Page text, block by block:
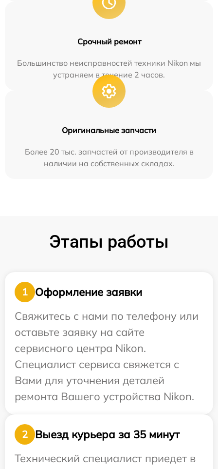
Срочный ремонт
Большинство неисправностей техники Nikon мы
устраняем в течение 2 часов.
Оригинальные запчасти
Более 20 тыс. запчастей от производителя в
наличии на собственных складах.
Этапы работы
1
Оформление заявки
Свяжитесь с нами по телефону или
оставьте заявку на сайте
сервисного центра Nikon.
Специалист сервиса свяжется с
Вами для уточнения деталей
ремонта Вашего устройства Nikon.
2
Выезд курьера за 35 минут
Технический специалист приедет в